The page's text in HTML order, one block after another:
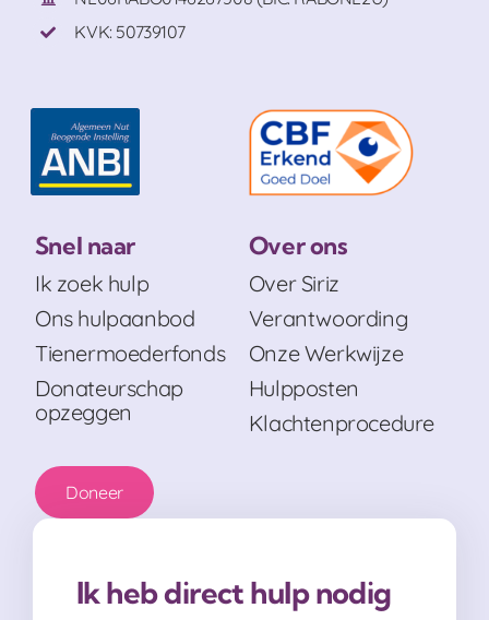
KVK: 50739107
Snel naar
Ik zoek hulp
Ons hulpaanbod
Tienermoederfonds
Donateurschap
opzeggen
Doneer
Over ons
Over Siriz
Verantwoording
Onze Werkwijze
Hulpposten
Klachtenprocedure
Ik heb direct hulp nodig